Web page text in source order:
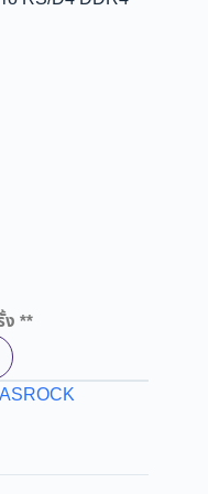
**
ASROCK